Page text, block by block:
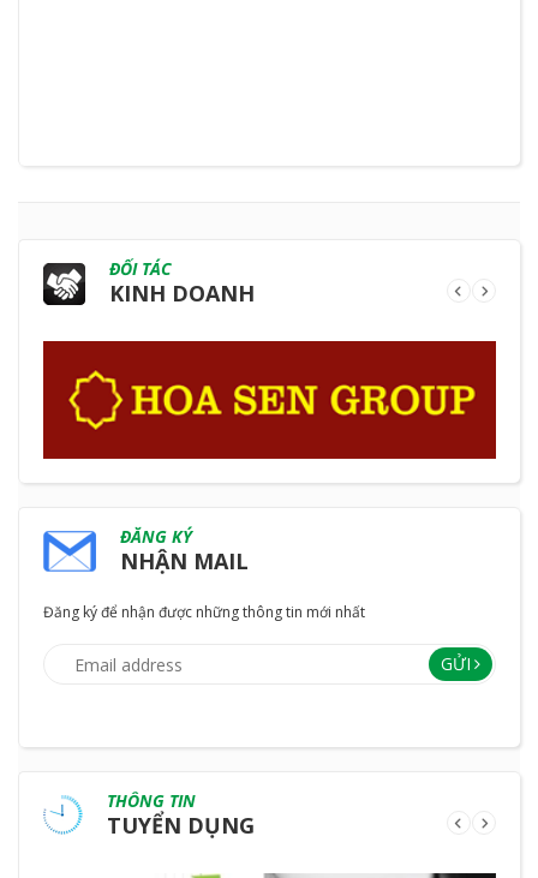
ĐỐI TÁC
KINH DOANH
ĐĂNG KÝ
NHẬN MAIL
Đăng ký để nhận được những thông tin mới nhất
GỬI
THÔNG TIN
TUYỂN DỤNG